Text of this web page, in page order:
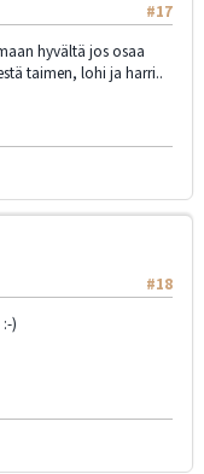
#17
hyvältä jos osaa
taimen, lohi ja harri..
#18
)